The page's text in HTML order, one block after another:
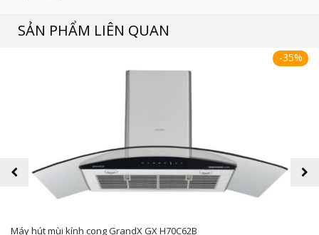
SẢN PHẨM LIÊN QUAN
-35%
Máy hút mùi kính cong GrandX GX H70C62B
prev next